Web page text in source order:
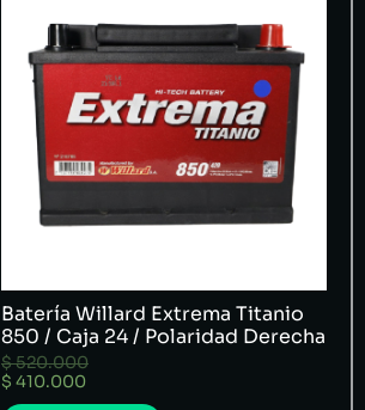
Batería Willard Extrema Titanio
850 / Caja 24 / Polaridad Derecha
$520.000
$ 410.000